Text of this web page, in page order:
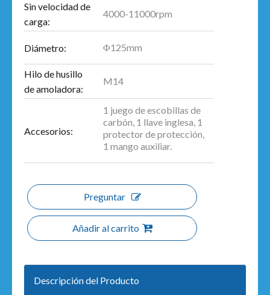
Sin velocidad de
carga:
4000-11000rpm
Diámetro: Φ125mm
Hilo de husillo
de amoladora:
M14
Accesorios:
1 juego de escobillas de
carbón, 1 llave inglesa, 1
protector de protección,
1 mango auxiliar.
Preguntar
Añadir al carrito
Descripción del Producto